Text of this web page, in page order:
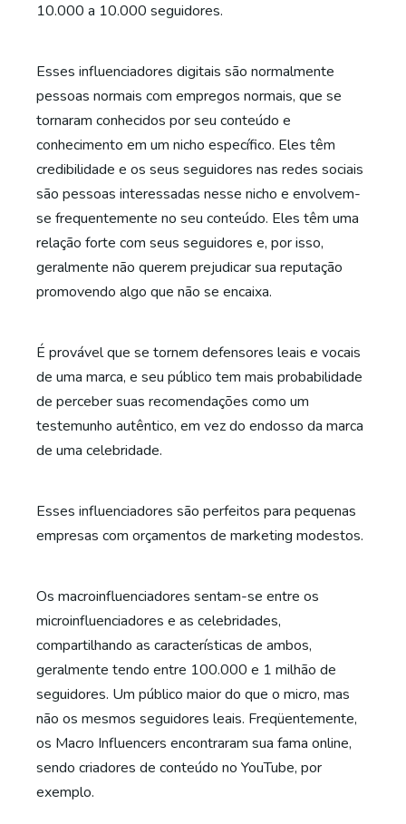
10.000 a 10.000 seguidores.
Esses influenciadores digitais são normalmente
pessoas normais com empregos normais, que se
tornaram conhecidos por seu conteúdo e
conhecimento em um nicho específico. Eles têm
credibilidade e os seus seguidores nas redes sociais
são pessoas interessadas nesse nicho e envolvem-
se frequentemente no seu conteúdo. Eles têm uma
relação forte com seus seguidores e, por isso,
geralmente não querem prejudicar sua reputação
promovendo algo que não se encaixa.
É provável que se tornem defensores leais e vocais
de uma marca, e seu público tem mais probabilidade
de perceber suas recomendações como um
testemunho autêntico, em vez do endosso da marca
de uma celebridade.
Esses influenciadores são perfeitos para pequenas
empresas com orçamentos de marketing modestos.
Os macroinfluenciadores sentam-se entre os
microinfluenciadores e as celebridades,
compartilhando as características de ambos,
geralmente tendo entre 100.000 e 1 milhão de
seguidores. Um público maior do que o micro, mas
não os mesmos seguidores leais. Freqüentemente,
os Macro Influencers encontraram sua fama online,
sendo criadores de conteúdo no YouTube, por
exemplo.